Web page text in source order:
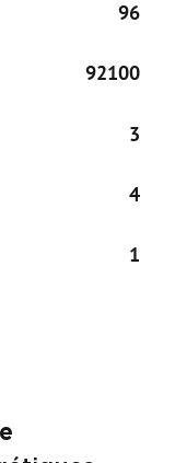
96
92100
3
4
1